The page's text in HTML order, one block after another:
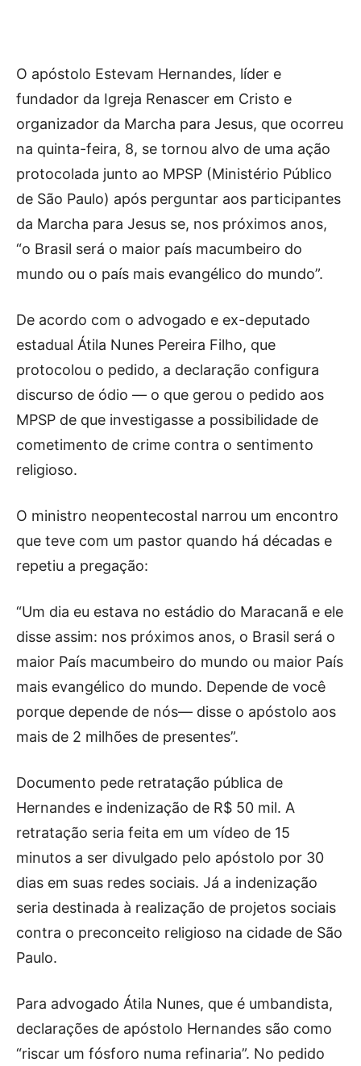
O apóstolo Estevam Hernandes, líder e
fundador da Igreja Renascer em Cristo e
organizador da Marcha para Jesus, que ocorreu
na quinta-feira, 8, se tornou alvo de uma ação
protocolada junto ao MPSP (Ministério Público
de São Paulo) após perguntar aos participantes
da Marcha para Jesus se, nos próximos anos,
“o Brasil será o maior país macumbeiro do
mundo ou o país mais evangélico do mundo”.
De acordo com o advogado e ex-deputado
estadual Átila Nunes Pereira Filho, que
protocolou o pedido, a declaração configura
discurso de ódio — o que gerou o pedido aos
MPSP de que investigasse a possibilidade de
cometimento de crime contra o sentimento
religioso.
O ministro neopentecostal narrou um encontro
que teve com um pastor quando há décadas e
repetiu a pregação:
“Um dia eu estava no estádio do Maracanã e ele
disse assim: nos próximos anos, o Brasil será o
maior País macumbeiro do mundo ou maior País
mais evangélico do mundo. Depende de você
porque depende de nós— disse o apóstolo aos
mais de 2 milhões de presentes”.
Documento pede retratação pública de
Hernandes e indenização de R$ 50 mil. A
retratação seria feita em um vídeo de 15
minutos a ser divulgado pelo apóstolo por 30
dias em suas redes sociais. Já a indenização
seria destinada à realização de projetos sociais
contra o preconceito religioso na cidade de São
Paulo.
Para advogado Átila Nunes, que é umbandista,
declarações de apóstolo Hernandes são como
“riscar um fósforo numa refinaria”. No pedido